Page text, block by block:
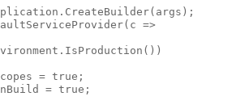
=>
= true;
= true;